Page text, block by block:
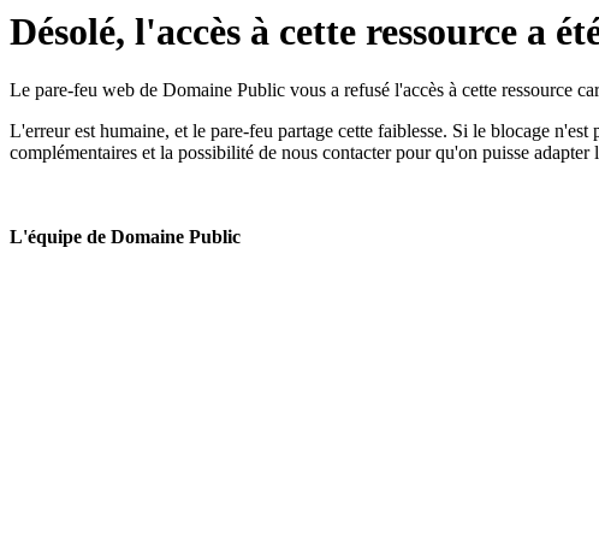
Désolé, l'accès à cette ressource a
Le pare-feu web de Domaine Public vous a refusé l'accès à cette ressource
L'erreur est humaine, et le pare-feu partage cette faiblesse. Si le blocage
complémentaires et la possibilité de nous contacter pour qu'on puisse adapter
L'équipe de Domaine Public